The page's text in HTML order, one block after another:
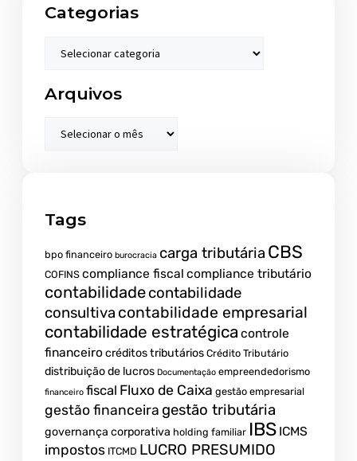
Categorias
Arquivos
Tags
bpo financeiro burocracia carga tributária CBS
COFINS compliance fiscal compliance tributário
contabilidadecontabilidade
consultiva contabilidade empresarial
contabilidade estratégica controle
financeirocréditos tributários Crédito Tributário
distribuição de lucros Documentação empreendedorismo
financeiro fiscal Fluxo de Caixa gestão empresarial
gestão financeira gestão tributária
governança corporativa holding familiar IBS ICMS
impostos ITCMD LUCRO PRESUMIDO